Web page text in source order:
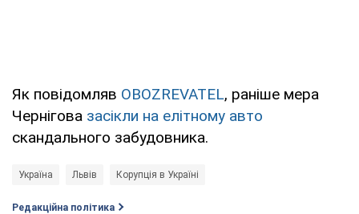
Як повідомляв OBOZREVATEL, раніше мера
Чернігова засікли на елітному авто
скандального забудовника.
Україна Львів Корупція в Україні
Редакційна політика